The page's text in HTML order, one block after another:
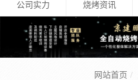
公司实力 烧烤资讯
网站首页